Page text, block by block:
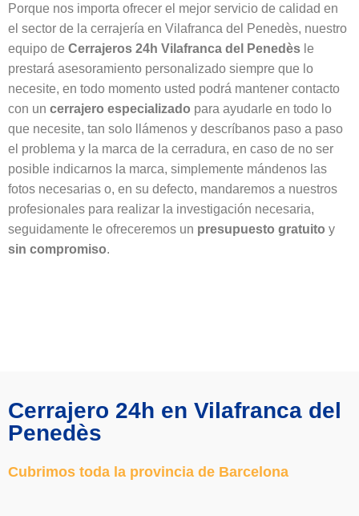
Porque nos importa ofrecer el mejor servicio de calidad en
el sector de la cerrajería en Vilafranca del Penedès, nuestro
equipo de Cerrajeros 24h Vilafranca del Penedès le
prestará asesoramiento personalizado siempre que lo
necesite, en todo momento usted podrá mantener contacto
con un cerrajero especializado para ayudarle en todo lo
que necesite, tan solo llámenos y descríbanos paso a paso
el problema y la marca de la cerradura, en caso de no ser
posible indicarnos la marca, simplemente mándenos las
fotos necesarias o, en su defecto, mandaremos a nuestros
profesionales para realizar la investigación necesaria,
seguidamente le ofreceremos un presupuesto gratuito y
sin compromiso.
Cerrajero 24h en Vilafranca del
Penedès
Cubrimos toda la provincia de Barcelona